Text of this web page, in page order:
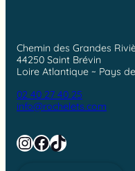
Chemin des Grandes
44250 Saint Brévin
Loire Atlantique ~ Pays
02 40 27 40 25
info@rochelets.com
Instagram
Facebook
TikTok